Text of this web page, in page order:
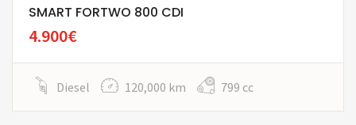
SMART FORTWO 800 CDI
4.900€
Diesel 120,000 km 799 cc